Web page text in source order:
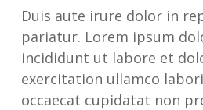
Duis aute irure dolor in
pariatur. Lorem ipsum
incididunt ut labore et
exercitation ullamco
occaecat cupidatat non